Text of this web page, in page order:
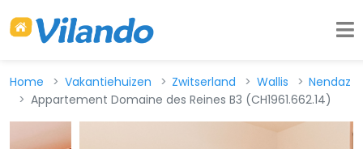
Home Vakantiehuizen Zwitserland Wallis
Nendaz
Appartement Domaine des Reines B3 (CH1961.662.14)